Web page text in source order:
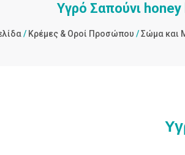
Υγρό Σαπούνι honey
/ Κρέμες & Οροί Προσώπου /Σώμα και